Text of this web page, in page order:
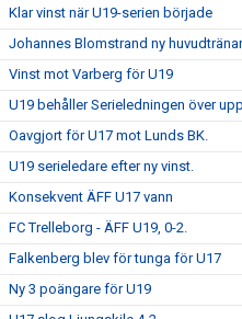
Klar vinst när U19-serien började
Johannes Blomstrand ny
Vinst mot Varberg för U19
U19 behåller Serieledningen över
Oavgjort för U17 mot Lunds BK.
U19 serieledare efter ny vinst.
Konsekvent ÄFF U17 vann
FC Trelleborg - ÄFF U19, 0-2.
Falkenberg blev för tunga för U17
Ny 3 poängare för U19